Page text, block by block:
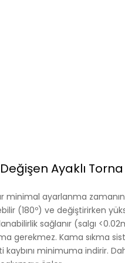
Değişen Ayaklı
minimal ayarlanma
(180º) ve değiştirirken
sağlanır (salgı
gerekmez. Kama sıkma
kaybını minimuma indirir.